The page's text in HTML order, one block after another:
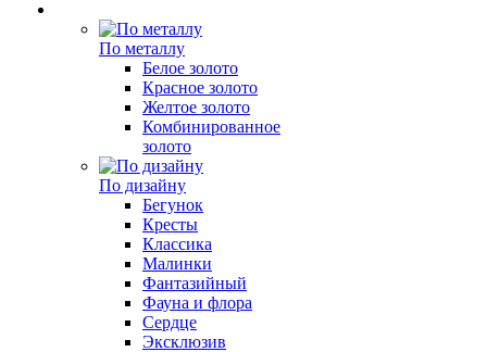
По металлу
Белое золото
Красное золото
Желтое золото
Комбинированное
золото
По дизайну
Бегунок
Кресты
Классика
Малинки
Фантазийный
Фауна и флора
Сердце
Эксклюзив